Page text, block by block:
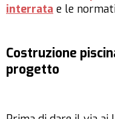
interrata e le
Costruzione
progetto